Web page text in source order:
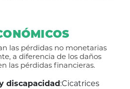
las pérdidas no monetarias
a diferencia de los daños
las pérdidas financieras.
discapacidad :Cicatrices